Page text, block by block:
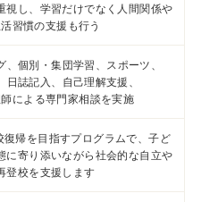
視し、学習だけでなく人間関係や
習慣の支援も行う
、個別・集団学習、スポーツ、
日誌記入、自己理解支援、
による専門家相談を実施
復帰を目指すプログラムで、子ど
に寄り添いながら社会的な自立や
登校を支援します